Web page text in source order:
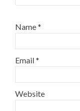
Name*
Email*
Website